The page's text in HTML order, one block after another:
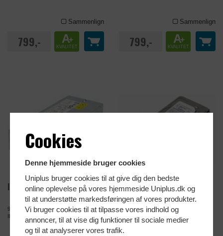
Cookies
Denne hjemmeside bruger cookies
Uniplus bruger cookies til at give dig den bedste
online oplevelse på vores hjemmeside Uniplus.dk og
til at understøtte markedsføringen af vores produkter.
Vi bruger cookies til at tilpasse vores indhold og
annoncer, til at vise dig funktioner til sociale medier
og til at analyserer vores trafik.
Sammenlign
799,- A+
KVALITET
Sammenlign
799,- A+
KVALITET
IBM PSU 900W HOTSWAP
900W PSU HotSwap, passer bl.a. til
IBM x3650 M4
IBM 300 GB SAS HDD 2½"
300 GB SAS 10K Hotswap Passer bl.a.
til: x3200 M2/M3